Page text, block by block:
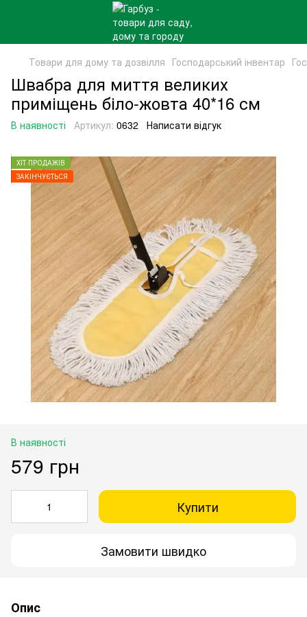
Товари для дому та дозвілля Господарський інвентар
Швабра для миття великих
приміщень біло-жовта 40*16 см
В наявності Артикул: 0632 Написати відгук
ХІТ ПРОДАЖІВ
ЗАКІНЧУЄТЬСЯ
В наявності
579 грн
Купити
Замовити швидко
Опис